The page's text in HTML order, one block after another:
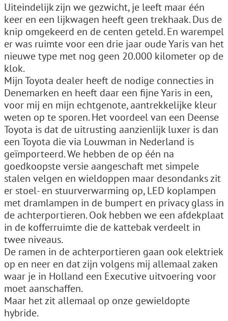
Uiteindelijk zijn we gezwicht, je leeft maar één
keer en een lijkwagen heeft geen trekhaak. Dus de
knip omgekeerd en de centen geteld. En warempel
er was ruimte voor een drie jaar oude Yaris van het
nieuwe type met nog geen 20.000 kilometer op de
klok.
Mijn Toyota dealer heeft de nodige connecties in
Denemarken en heeft daar een fijne Yaris in een,
voor mij en mijn echtgenote, aantrekkelijke kleur
weten op te sporen. Het voordeel van een Deense
Toyota is dat de uitrusting aanzienlijk luxer is dan
een Toyota die via Louwman in Nederland is
geïmporteerd. We hebben de op één na
goedkoopste versie aangeschaft met simpele
stalen velgen en wieldoppen maar desondanks zit
er stoel- en stuurverwarming op, LED koplampen
met dramlampen in de bumpert en privacy glass in
de achterportieren. Ook hebben we een afdekplaat
in de kofferruimte die de kattebak verdeelt in
twee niveaus.
De ramen in de achterportieren gaan ook elektriek
op en neer en dat zijn volgens mij allemaal zaken
waar je in Holland een Executive uitvoering voor
moet aanschaffen.
Maar het zit allemaal op onze gewieldopte
hybride.